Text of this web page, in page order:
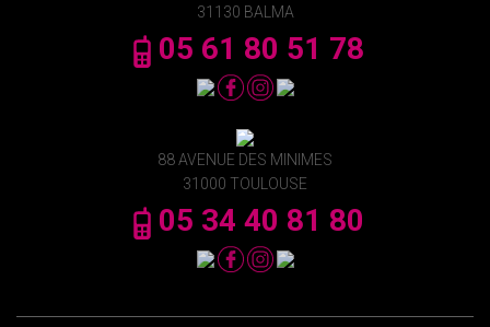
31130 BALMA
05 61 80 51 78
88 AVENUE DES MINIMES
31000 TOULOUSE
05 34 40 81 80